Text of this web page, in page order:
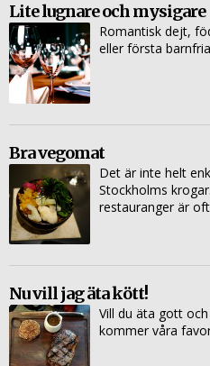
Lite lugnare och mysigare
Romantisk dejt,
eller första
Bra vegomat
Det är inte helt
Stockholms
restauranger är
Nu vill jag äta kött!
Vill du äta gott
kommer våra